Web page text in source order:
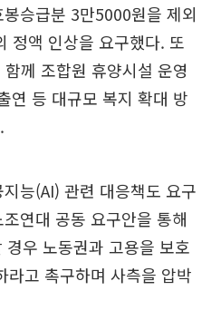
승급분 3만5000원을 제외
정액 인상을 요구했다. 또
께 조합원 휴양시설 운영
연 등 대규모 복지 확대 방
능(AI) 관련 대응책도 요구
연대 공동 요구안을 통해
우 노동권과 고용을 보호
라고 촉구하며 사측을 압박